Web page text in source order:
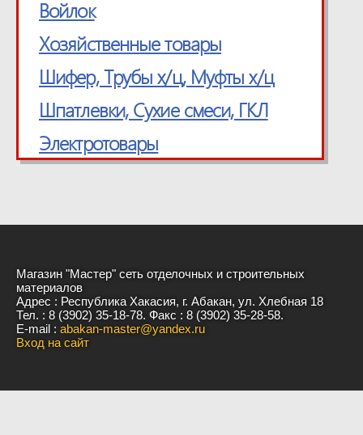
Войлок
Хозяйственные товары
Шифер, Трубы х/ц, Муфты х/ц
Шпатлевки, Сухие смеси, ГКЛ
Электротовары
Магазин "Мастер" сеть отделочных и строительных
материалов
Адрес : Республика Хакасия, г. Абакан, ул. Хлебная 18
Тел. : 8 (3902) 35-18-78. Факс : 8 (3902) 35-28-58.
E-mail : abakan-master@yandex.ru
Вход на сайт